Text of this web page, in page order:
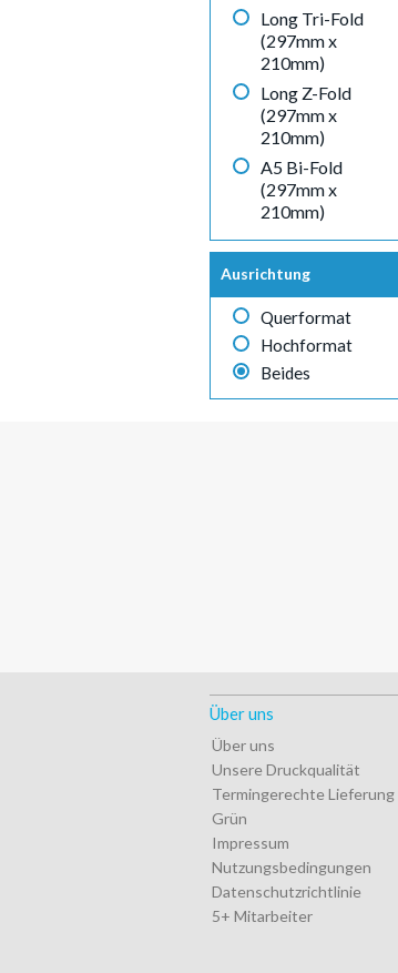
Long Tri-Fold
(297mm x
210mm)
Long Z-Fold
(297mm x
210mm)
A5 Bi-Fold
(297mm x
210mm)
Ausrichtung
Querformat
Hochformat
Beides
Über uns
Über uns
Unsere Druckqualität
Termingerechte Lieferung
Grün
Impressum
Nutzungsbedingungen
Datenschutzrichtlinie
5+ Mitarbeiter